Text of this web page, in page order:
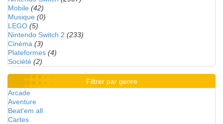
Mobile (42)
Musique (0)
LEGO (5)
Nintendo Switch 2 (233)
Cinéma (3)
Plateformes (4)
Société (2)
Filtrer par genre
Arcade
Aventure
Beat'em all
Cartes